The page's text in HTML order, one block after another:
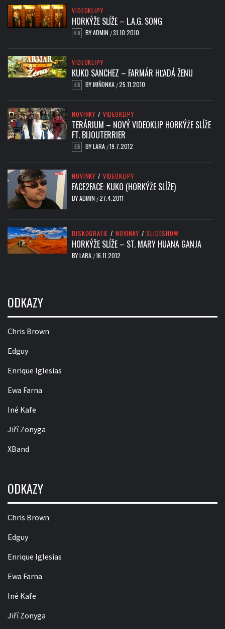
VIDEOKLIPY
HORKÝŽE SLÍŽE – L.A.G. SONG
BYADMIN /31.10.2010
VIDEOKLIPY
KUKO SANCHEZ – FARMÁR HĽADÁ ŽENU
BYMIŇONKA /25.11.2010
NOVINKY / VIDEOKLIPY
TERÁRIUM – NOVÝ VIDEOKLIP HORKÝŽE SLÍŽE
FT. BIJOUTERRIER
BYLARA /19.7.2012
NOVINKY / VIDEOKLIPY
FACE2FACE: KUKO (HORKÝŽE SLÍŽE)
BYADMIN /27.4.2011
DISKOGRAFIE / NOVINKY / SLIDESHOW
HORKÝŽE SLÍŽE – ST. MARY HUANA GANJA
BYLARA /16.11.2012
ODKAZY
Chris Brown
Edguy
Enrique Iglesias
Ewa Farna
Iné Kafe
Jiří Zonyga
XBand
ODKAZY
Chris Brown
Edguy
Enrique Iglesias
Ewa Farna
Iné Kafe
Jiří Zonyga